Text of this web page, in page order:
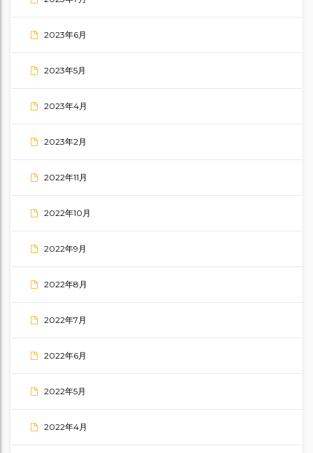
2023年6月
2023年5月
2023年4月
2023年2月
2022年11月
2022年10月
2022年9月
2022年8月
2022年7月
2022年6月
2022年5月
2022年4月